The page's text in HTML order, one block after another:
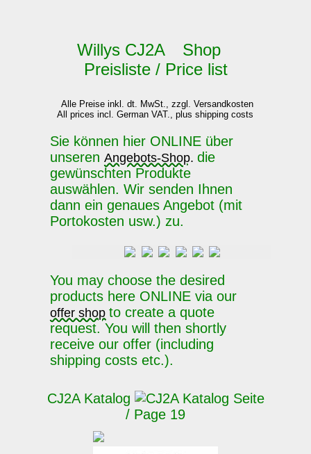
Willys CJ2A Shop
Preisliste / Price list
Alle Preise inkl. dt. MwSt., zzgl. Versandkosten
All prices incl. German VAT., plus shipping costs
Sie können hier ONLINE über
unserenAngebots-Shop. die
gewünschten Produkte
auswählen. Wir senden Ihnen
dann ein genaues Angebot (mit
Portokosten usw.) zu.
You may choose the desired
products here ONLINE via our
offer shopto create a quote
request. You will then shortly
receive our offer (including
shipping costs etc.).
CJ2A Katalog
Seite
/ Page 19